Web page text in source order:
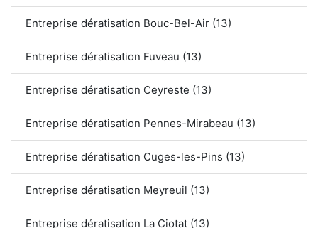
Entreprise dératisation Bouc-Bel-Air (13)
Entreprise dératisation Fuveau (13)
Entreprise dératisation Ceyreste (13)
Entreprise dératisation Pennes-Mirabeau (13)
Entreprise dératisation Cuges-les-Pins (13)
Entreprise dératisation Meyreuil (13)
Entreprise dératisation La Ciotat (13)